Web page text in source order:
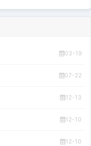
03-19
07-22
12-13
12-10
12-10